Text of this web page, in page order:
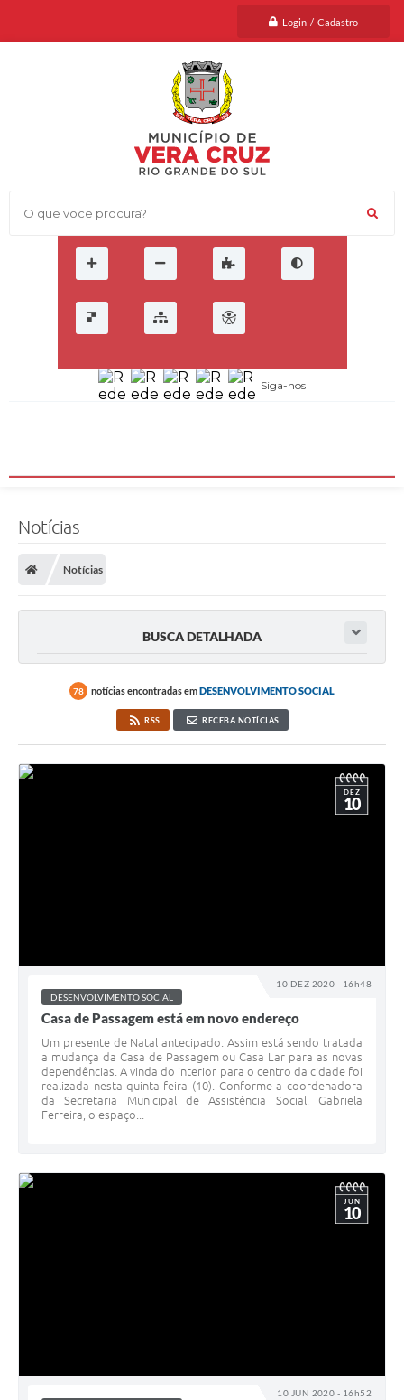
Login / Cadastro
O que voce procura?
Siga-nos
Notícias
Notícias
BUSCA DETALHADA
78 notícias encontradas emDESENVOLVIMENTO SOCIAL
RSS RECEBA NOTÍCIAS
10 DEZ 2020 - 16h48
DEZ
10
DESENVOLVIMENTO SOCIAL
Casa de Passagem está em novo endereço
Um presente de Natal antecipado. Assim está sendo tratada
a mudança da Casa de Passagem ou Casa Lar para as novas
dependências. A vinda do interior para o centro da cidade foi
realizada nesta quinta-feira (10). Conforme a coordenadora
da Secretaria Municipal de Assistência Social, Gabriela
Ferreira, o espaço...
10 JUN 2020 - 16h52
JUN
10